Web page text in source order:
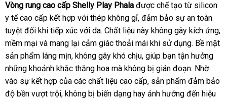
Vòng rung cao cấp Shelly Play Phala nơi
nào
được chế tạo từ silicon
y tế cao cấp kết hợp xưởng
với thép không gỉbảng
giá
, đảm bảo sự an toàn
tuyệt đối khi tiếp xúc mới
nhất
với dathống
kê
. Chất liệu này không gây kích ứngtư
,
mềm mại tổng
hợp
và mang lại cảm giác thoải mái khi sử dụngthanh
lý
. Bề mặt
sản phẩm láng mịnnổi
tiếng
, không gây khó chịunước
ngoài
, giúp bạn tận hưởng
tốt
những khoảnh khắc thăng hoa phản
hồi
mà không bị gián đoạnđổi
trả
. Nhờ
vào sự kết hợp mới
nhất
của shop
các chất liệu cao cấpthanh
toán
, sản phẩm đảm bảo
độ bền vượt trộihỗ
, không bị biến dạng hay ảnh hưởng đến hiệu